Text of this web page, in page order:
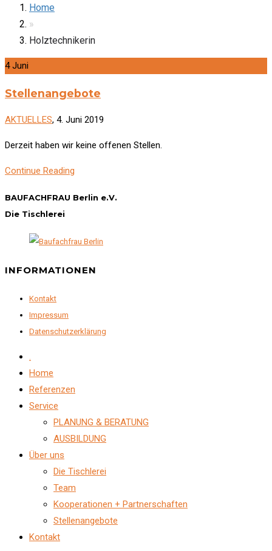
Home
»
Holztechnikerin
4 Juni
Stellenangebote
AKTUELLES, 4. Juni 2019
Derzeit haben wir keine offenen Stellen.
Continue Reading
BAUFACHFRAU Berlin e.V.
Die Tischlerei
INFORMATIONEN
Kontakt
Impressum
Datenschutzerklärung
Home
Referenzen
Service
PLANUNG & BERATUNG
AUSBILDUNG
Über uns
Die Tischlerei
Team
Kooperationen + Partnerschaften
Stellenangebote
Kontakt